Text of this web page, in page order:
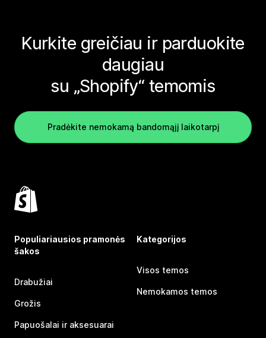
Kurkite greičiau ir parduokite
daugiau
su „Shopify“ temomis
Pradėkite nemokamą bandomąjį laikotarpį
Populiariausios pramonės
šakos
Drabužiai
Grožis
Papuošalai ir aksesuarai
Kategorijos
Visos temos
Nemokamos temos